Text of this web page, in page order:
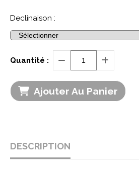
Declinaison :
Quantité :
Ajouter Au Panier
DESCRIPTION